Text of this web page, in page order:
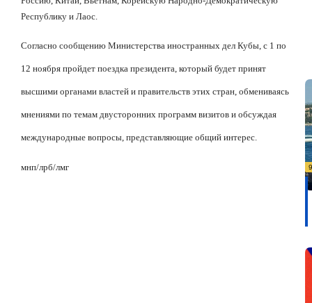
Республику и Лаос.
Согласно сообщению Министерства иностранных дел Кубы, с 1 по
12 ноября пройдет поездка президента, который будет принят
высшими органами властей и правительств этих стран, обмениваясь
мнениями по темам двусторонних программ визитов и обсуждая
международные вопросы, представляющие общий интерес.
мнп/лрб/лмг